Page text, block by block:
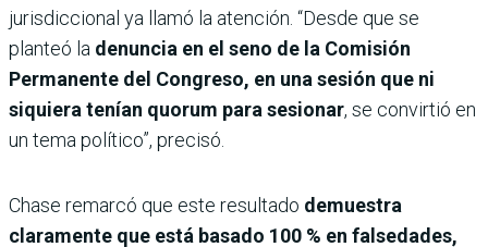
jurisdiccional ya llamó la atención. “Desde que se
planteó la denuncia en el seno de la Comisión
Permanente del Congreso, en una sesión que ni
siquiera tenían quorum para sesionar, se convirtió en
un tema político”, precisó.
Chase remarcó que este resultado demuestra
claramente que está basado 100 % en falsedades,